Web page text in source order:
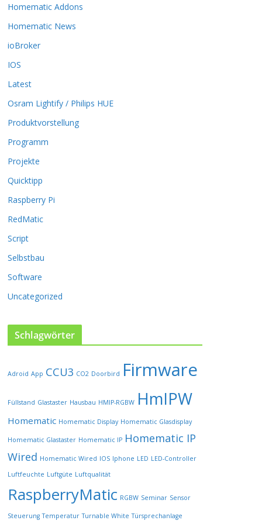
k
n
n
n
a
f
e
r
r
o
u
k
s
i
t
g
w
t
e
d
e
Homematic Addons
Homematic News
ioBroker
IOS
Latest
Osram Lightify / Philips HUE
Produktvorstellung
Programm
Projekte
Quicktipp
Raspberry Pi
RedMatic
Script
Selbstbau
Software
Uncategorized
Schlagwörter
Adroid App CCU3 CO2 Doorbird Firmware
Füllstand Glastaster Hausbau HMIP-RGBW HmIPW
Homematic Homematic Display Homematic Glasdisplay
Homematic Glastaster Homematic IP Homematic IP
Wired Homematic Wired IOS Iphone LED LED-Controller
Luftfeuchte Luftgüte Luftqualität
RaspberryMatic RGBW Seminar Sensor
Steuerung Temperatur Turnable White Türsprechanlage